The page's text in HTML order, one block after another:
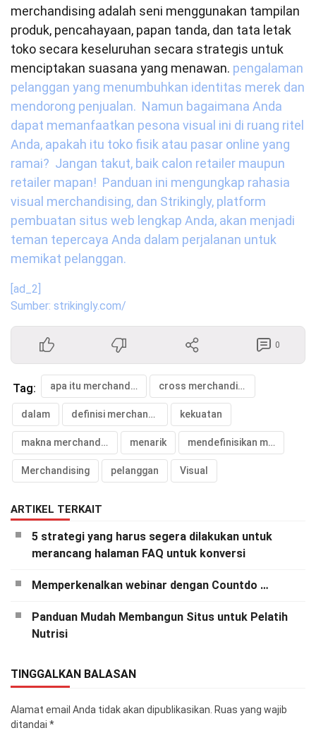
merchandising adalah seni menggunakan tampilan
produk, pencahayaan, papan tanda, dan tata letak
toko secara keseluruhan secara strategis untuk
menciptakan suasana yang menawan. pengalaman
pelanggan yang menumbuhkan identitas merek dan
mendorong penjualan.  Namun bagaimana Anda
dapat memanfaatkan pesona visual ini di ruang ritel
Anda, apakah itu toko fisik atau pasar online yang
ramai?  Jangan takut, baik calon retailer maupun
retailer mapan!  Panduan ini mengungkap rahasia
visual merchandising, dan Strikingly, platform
pembuatan situs web lengkap Anda, akan menjadi
teman tepercaya Anda dalam perjalanan untuk
memikat pelanggan.
[ad_2]
Sumber: strikingly.com/
0
Tag: apa itu merchandising cross merchandising
dalam definisi merchandising kekuatan
makna merchandising menarik mendefinisikan merchandising
Merchandising pelanggan Visual
ARTIKEL TERKAIT
5 strategi yang harus segera dilakukan untuk
merancang halaman FAQ untuk konversi
Memperkenalkan webinar dengan Countdo …
Panduan Mudah Membangun Situs untuk Pelatih
Nutrisi
TINGGALKAN BALASAN
Alamat email Anda tidak akan dipublikasikan. Ruas yang wajib
ditandai *